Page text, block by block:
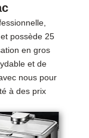
possède 25
en gros
et de
nous pour
à des prix